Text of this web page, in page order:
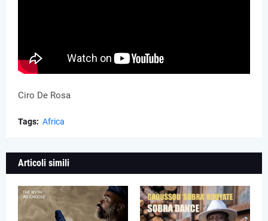
Ciro De Rosa
Tags: Africa
Articoli simili